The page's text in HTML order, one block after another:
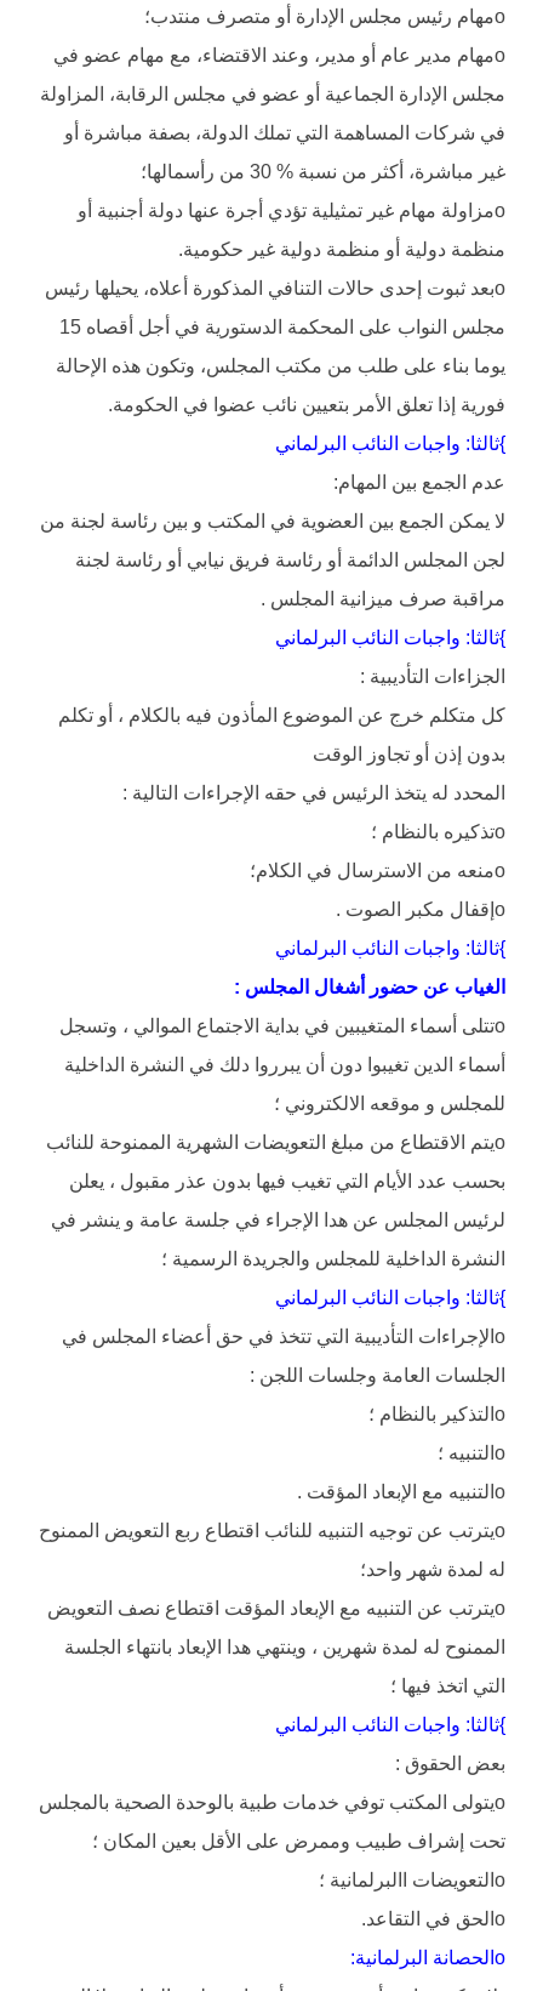
oمهام رئيس مجلس الإدارة أو متصرف منتدب؛
oمهام مدير عام أو مدير، وعند الاقتضاء، مع مهام عضو في
مجلس الإدارة الجماعية أو عضو في مجلس الرقابة، المزاولة
في شركات المساهمة التي تملك الدولة، بصفة مباشرة أو
غير مباشرة، أكثر من نسبة % 30 من رأسمالها؛
oمزاولة مهام غير تمثيلية تؤدي أجرة عنها دولة أجنبية أو
منظمة دولية أو منظمة دولية غير حكومية.
oبعد ثبوت إحدى حالات التنافي المذكورة أعلاه، يحيلها رئيس
مجلس النواب على المحكمة الدستورية في أجل أقصاه 15
يوما بناء على طلب من مكتب المجلس، وتكون هذه الإحالة
فورية إذا تعلق الأمر بتعيين نائب عضوا في الحكومة.
}ثالثا: واجبات النائب البرلماني
عدم الجمع بين المهام:
لا يمكن الجمع بين العضوية في المكتب و بين رئاسة لجنة من
لجن المجلس الدائمة أو رئاسة فريق نيابي أو رئاسة لجنة
مراقبة صرف ميزانية المجلس .
}ثالثا: واجبات النائب البرلماني
الجزاءات التأديبية :
كل متكلم خرج عن الموضوع المأذون فيه بالكلام ، أو تكلم
بدون إذن أو تجاوز الوقت
المحدد له يتخذ الرئيس في حقه الإجراءات التالية :
oتذكيره بالنظام ؛
oمنعه من الاسترسال في الكلام؛
oإقفال مكبر الصوت .
}ثالثا: واجبات النائب البرلماني
الغياب عن حضور أشغال المجلس :
oتتلى أسماء المتغيبين في بداية الاجتماع الموالي ، وتسجل
أسماء الدين تغيبوا دون أن يبرروا دلك في النشرة الداخلية
للمجلس و موقعه الالكتروني ؛
oيتم الاقتطاع من مبلغ التعويضات الشهرية الممنوحة للنائب
بحسب عدد الأيام التي تغيب فيها بدون عذر مقبول ، يعلن
لرئيس المجلس عن هدا الإجراء في جلسة عامة و ينشر في
النشرة الداخلية للمجلس والجريدة الرسمية ؛
}ثالثا: واجبات النائب البرلماني
oالإجراءات التأديبية التي تتخذ في حق أعضاء المجلس في
الجلسات العامة وجلسات اللجن :
oالتذكير بالنظام ؛
oالتنبيه ؛
oالتنبيه مع الإبعاد المؤقت .
oيترتب عن توجيه التنبيه للنائب اقتطاع ربع التعويض الممنوح
له لمدة شهر واحد؛
oيترتب عن التنبيه مع الإبعاد المؤقت اقتطاع نصف التعويض
الممنوح له لمدة شهرين ، وينتهي هدا الإبعاد بانتهاء الجلسة
التي اتخذ فيها ؛
}ثالثا: واجبات النائب البرلماني
بعض الحقوق :
oيتولى المكتب توفي خدمات طبية بالوحدة الصحية بالمجلس
تحت إشراف طبيب وممرض على الأقل بعين المكان ؛
oالتعويضات االبرلمانية ؛
oالحق في التقاعد.
oالحصانة البرلمانية: